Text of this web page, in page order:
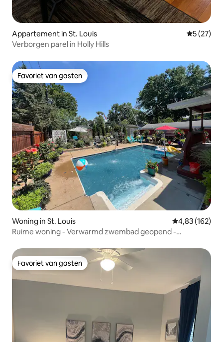
Appartement in St. Louis
5 (27)
Verborgen parel in Holly Hills
Favoriet van gasten
Favoriet van gasten
Woning in St. Louis Gemiddelde
4,83 (162)
Ruime woning - Verwarmd zwembad geopend -
Favoriet van gasten
Favoriet van gasten